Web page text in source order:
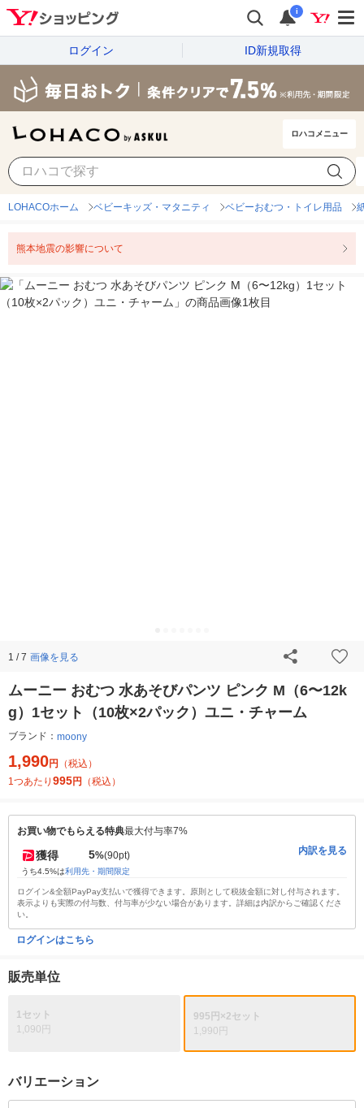
i
ログイン ID新規取得
ロハコメニュー
LOHACOホーム ベビーキッズ・マタニティ ベビーおむつ・トイレ用品
熊本地震の影響について
1 / 7 画像を見る
ムーニー おむつ 水あそびパンツ ピンク M（6〜12k
g）1セット（10枚×2パック）ユニ・チャーム
ブランド： moony
1,990円
（税込）
1つあたり 995円 （税込）
お買い物でもらえる特典最大付与率7%
獲得 5%(90pt)
うち4.5%は利用先・期間限定
内訳を見る
ログイン&全額PayPay支払いで獲得できます。原則として税抜金額に対し付与されます。
表示よりも実際の付与数、付与率が少ない場合があります。詳細は内訳からご確認くださ
い。
ログインはこちら
販売単位
1セット
1,090円
995円×2セット
1,990円
バリエーション